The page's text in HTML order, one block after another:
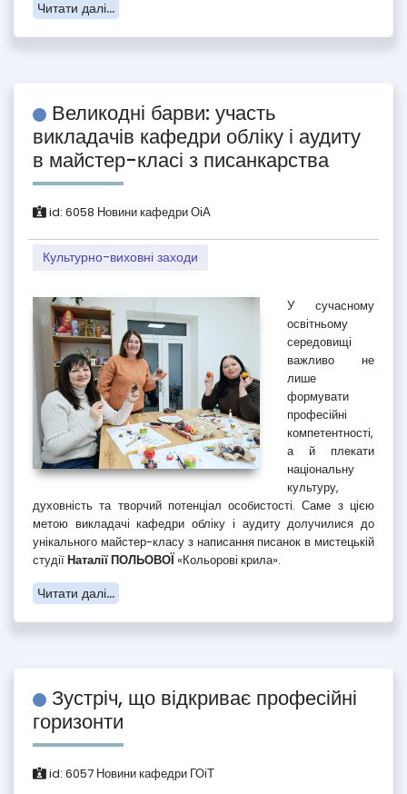
Читати далі...
Великодні барви: участь
викладачів кафедри обліку і аудиту
в майстер-класі з писанкарства
id: 6058 Новини кафедри ОіА
Культурно-виховні заходи
У сучасному
освітньому
середовищі
важливо не
лише
формувати
професійні
компетентності,
а й плекати
національну
культуру,
духовність та творчий потенціал особистості. Саме з цією
метою викладачі кафедри обліку і аудиту долучилися до
унікального майстер-класу з написання писанок в мистецькій
студіїНаталії ПОЛЬОВОЇ «Кольорові крила».
Читати далі...
Зустріч, що відкриває професійні
горизонти
id: 6057 Новини кафедри ГОіТ